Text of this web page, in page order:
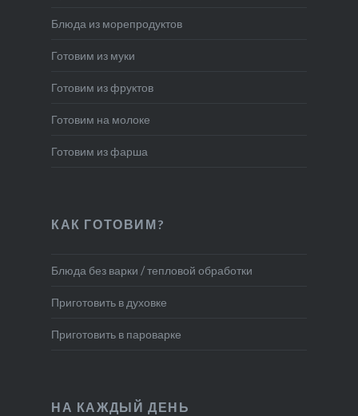
Блюда из морепродуктов
Готовим из муки
Готовим из фруктов
Готовим на молоке
Готовим из фарша
КАК ГОТОВИМ?
Блюда без варки / тепловой обработки
Приготовить в духовке
Приготовить в пароварке
НА КАЖДЫЙ ДЕНЬ